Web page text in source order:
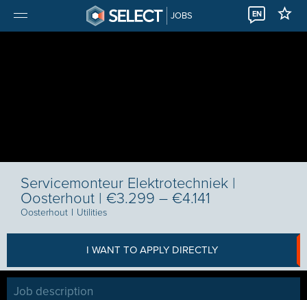
JOBS EN
Servicemonteur Elektrotechniek |
Oosterhout | €3.299 – €4.141
Oosterhout I Utilities
I WANT TO APPLY DIRECTLY
Job description